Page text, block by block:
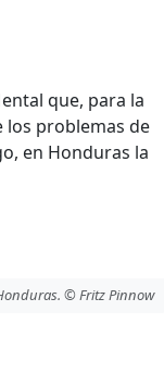
que, para la
los problemas de
en Honduras la
© Fritz Pinnow